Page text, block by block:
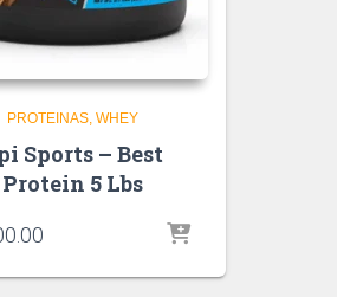
PROTEINAS WHEY
Sports – Best
Protein 5 Lbs